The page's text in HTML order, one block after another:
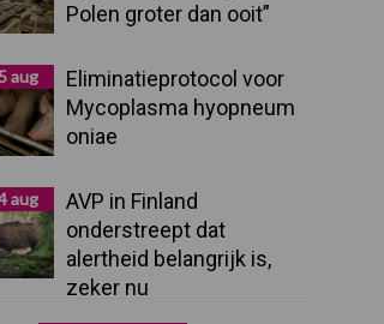
Polen groter dan ooit”
aug
Eliminatieprotocol voor
Mycoplasma hyopneum
oniae
aug
AVP in Finland
onderstreept dat
alertheid belangrijk is,
zeker nu